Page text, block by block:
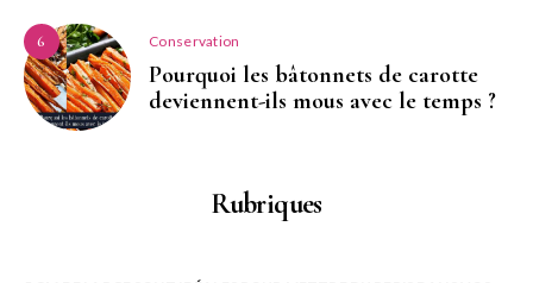
6 Conservation
Pourquoi les bâtonnets de carotte
deviennent-ils mous avec le temps ?
Rubriques